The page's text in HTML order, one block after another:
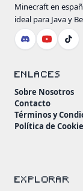
Minecraft en
ideal para Java y
ENLACES
Sobre Nosotros
Contacto
Términos y
Política de
EXPLORAR